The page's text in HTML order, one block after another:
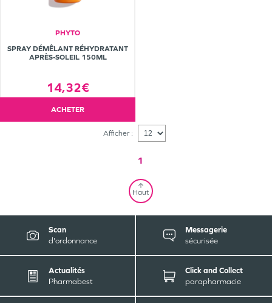
PHYTO
SPRAY DÉMÊLANT RÉHYDRATANT
APRÈS-SOLEIL 150ML
14,32€
ACHETER
Afficher :
1
Haut
Scan
d'ordonnance
Messagerie
sécurisée
Actualités
Pharmabest
Click and Collect
parapharmacie